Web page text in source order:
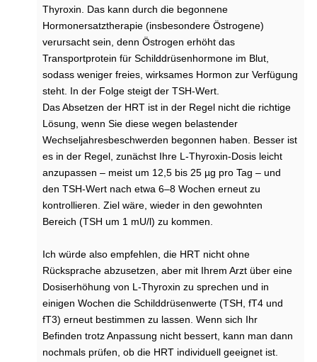
Thyroxin. Das kann durch die begonnene
Hormonersatztherapie (insbesondere Östrogene)
verursacht sein, denn Östrogen erhöht das
Transportprotein für Schilddrüsenhormone im Blut,
sodass weniger freies, wirksames Hormon zur Verfügung
steht. In der Folge steigt der TSH-Wert.
Das Absetzen der HRT ist in der Regel nicht die richtige
Lösung, wenn Sie diese wegen belastender
Wechseljahresbeschwerden begonnen haben. Besser ist
es in der Regel, zunächst Ihre L-Thyroxin-Dosis leicht
anzupassen – meist um 12,5 bis 25 µg pro Tag – und
den TSH-Wert nach etwa 6–8 Wochen erneut zu
kontrollieren. Ziel wäre, wieder in den gewohnten
Bereich (TSH um 1 mU/l) zu kommen.
Ich würde also empfehlen, die HRT nicht ohne
Rücksprache abzusetzen, aber mit Ihrem Arzt über eine
Dosiserhöhung von L-Thyroxin zu sprechen und in
einigen Wochen die Schilddrüsenwerte (TSH, fT4 und
fT3) erneut bestimmen zu lassen. Wenn sich Ihr
Befinden trotz Anpassung nicht bessert, kann man dann
nochmals prüfen, ob die HRT individuell geeignet ist.
o
r
o
n
e
r
s
a
t
t
h
e
r
a
?
H
i
l